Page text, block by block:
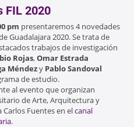
FIL 2020
pm presentaremos 4 novedades
Guadalajara 2020. Se trata de
trabajos de investigación
Rojas,Omar Estrada
Méndezy Pablo Sandoval
de estudio.
al evento que organizan
de Arte, Arquitectura y
Carlos Fuentes en elcanal
.